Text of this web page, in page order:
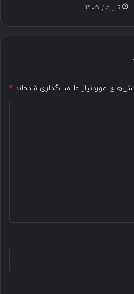
تیر ۱۶, ۱۴۰۵
موردنیاز علامت‌گذاری شده‌اند*